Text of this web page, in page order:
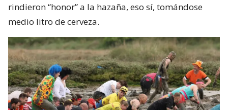
rindieron “honor” a la hazaña, eso sí, tomándose
medio litro de cerveza.